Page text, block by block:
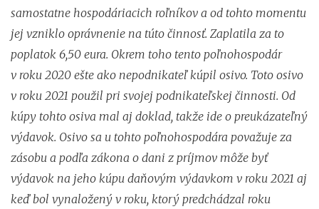
samostatne hospodáriacich roľníkov a od tohto momentu
jej vzniklo oprávnenie na túto činnosť. Zaplatila za to
poplatok 6,50 eura. Okrem toho tento poľnohospodár
v roku 2020 ešte ako nepodnikateľ kúpil osivo. Toto osivo
v roku 2021 použil pri svojej podnikateľskej činnosti. Od
kúpy tohto osiva mal aj doklad, takže ide o preukázateľný
výdavok. Osivo sa u tohto poľnohospodára považuje za
zásobu a podľa zákona o dani z príjmov môže byť
výdavok na jeho kúpu daňovým výdavkom v roku 2021 aj
keď bol vynaložený v roku, ktorý predchádzal roku